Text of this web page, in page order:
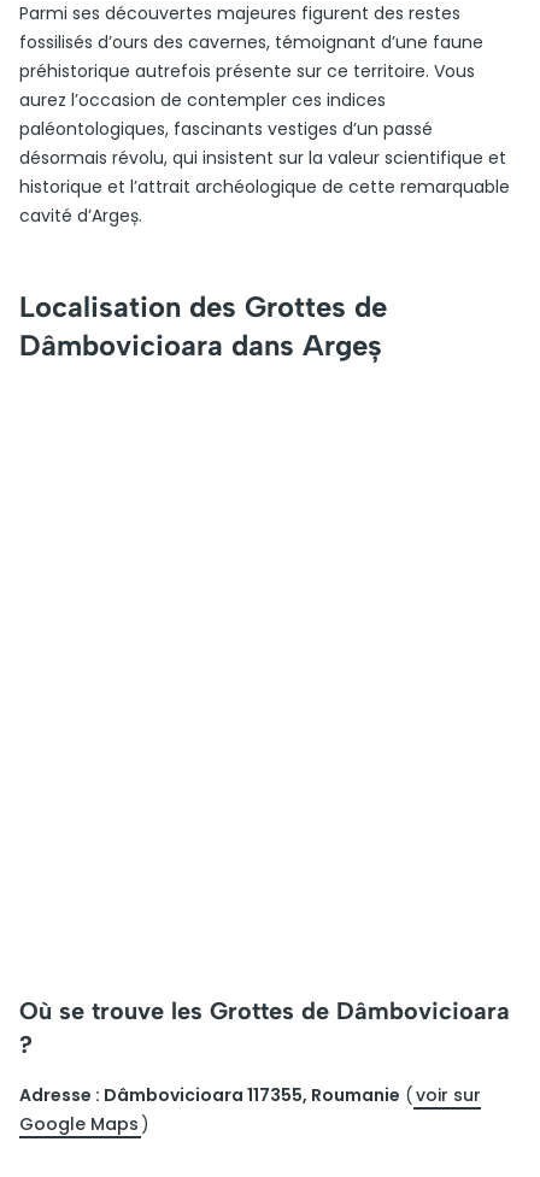
Parmi ses découvertes majeures figurent des restes
fossilisés d’ours des cavernes, témoignant d’une faune
préhistorique autrefois présente sur ce territoire. Vous
aurez l’occasion de contempler ces indices
paléontologiques, fascinants vestiges d’un passé
désormais révolu, qui insistent sur la valeur scientifique et
historique et l’attrait archéologique de cette remarquable
cavité d’Argeș.
Localisation des Grottes de
Dâmbovicioara dans Argeș
Où se trouve les Grottes de Dâmbovicioara
?
Adresse : Dâmbovicioara 117355, Roumanie (voir sur
Google Maps )